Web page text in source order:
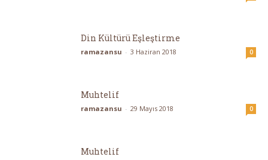
Din Kültürü Eşleştirme
ramazansu - 3 Haziran 2018 0
Muhtelif
ramazansu - 29 Mayıs 2018 0
Muhtelif